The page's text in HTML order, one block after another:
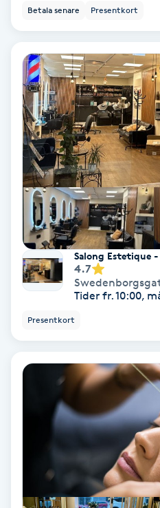
Microshading
Mixfransar
Nagelförlängning
Nagelförlängning akryl
Nagelförlängning gelé
Nagelförlängning glasfiber
Nagelklippning
Nagelsvamp
Nagelvård
Betala senare Presentkort
Salong Estetique
4.7
Tider fr. 10:00,
Presentkort